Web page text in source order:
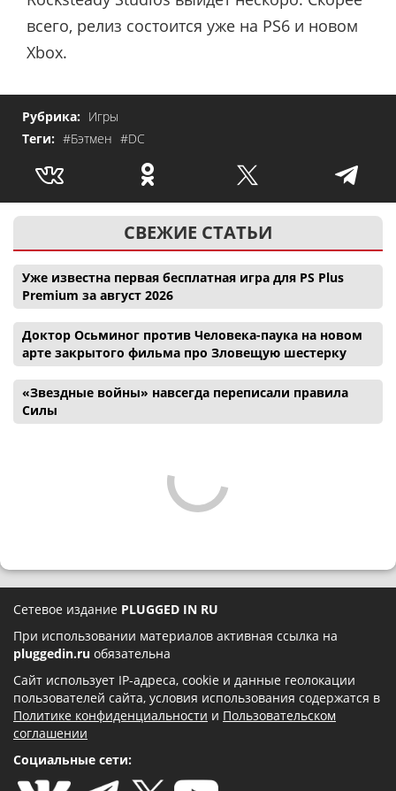
всего, релиз состоится уже на PS6 и новом
Xbox.
Рубрика: Игры
Теги: #Бэтмен #DC
СВЕЖИЕ СТАТЬИ
Уже известна первая бесплатная игра для PS Plus
Premium за август 2026
Доктор Осьминог против Человека-паука на новом
арте закрытого фильма про Зловещую шестерку
«Звездные войны» навсегда переписали правила
Силы
Сетевое издание PLUGGED IN RU
При использовании материалов активная ссылка на
pluggedin.ru обязательна
Сайт использует IP-адреса, cookie и данные геолокации
пользователей сайта, условия использования содержатся в
Политике конфиденциальности и Пользовательском
соглашении
Социальные сети: